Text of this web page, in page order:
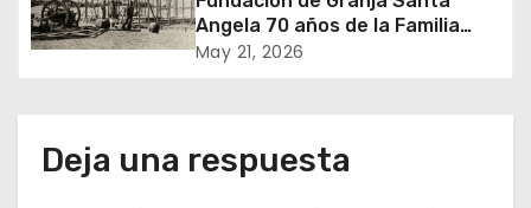
t
d
Angela 70 años de la Familia
Napoli en el Oasis de Pica
May 21, 2026
Deja una respuesta